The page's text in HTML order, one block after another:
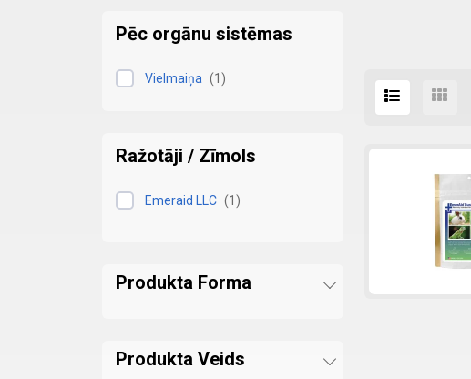
Pēc orgānu sistēmas
Vielmaiņa (1 )
Ražotāji / Zīmols
Emeraid LLC (1 )
Produkta Forma
Produkta Veids